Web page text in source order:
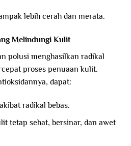
lebih cerah dan merata.
Melindungi Kulit
polusi menghasilkan radikal
proses penuaan kulit.
dapat:
radikal bebas.
tetap sehat, bersinar, dan awet